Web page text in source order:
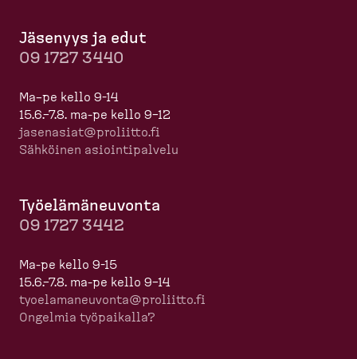
Jäsenyys ja edut
09 1727 3440
Ma–pe kello 9-14
15.6.–7.8. ma-pe kello 9–12
jasenasiat@proliitto.fi
Sähköinen asioin­ti­palvelu
Työelä­mä­neuvonta
09 1727 3442
Ma-pe kello 9-15
15.6.–7.8. ma-pe kello 9–14
tyoela­ma­neuvonta@proliitto.fi
Ongelmia työpaikalla?